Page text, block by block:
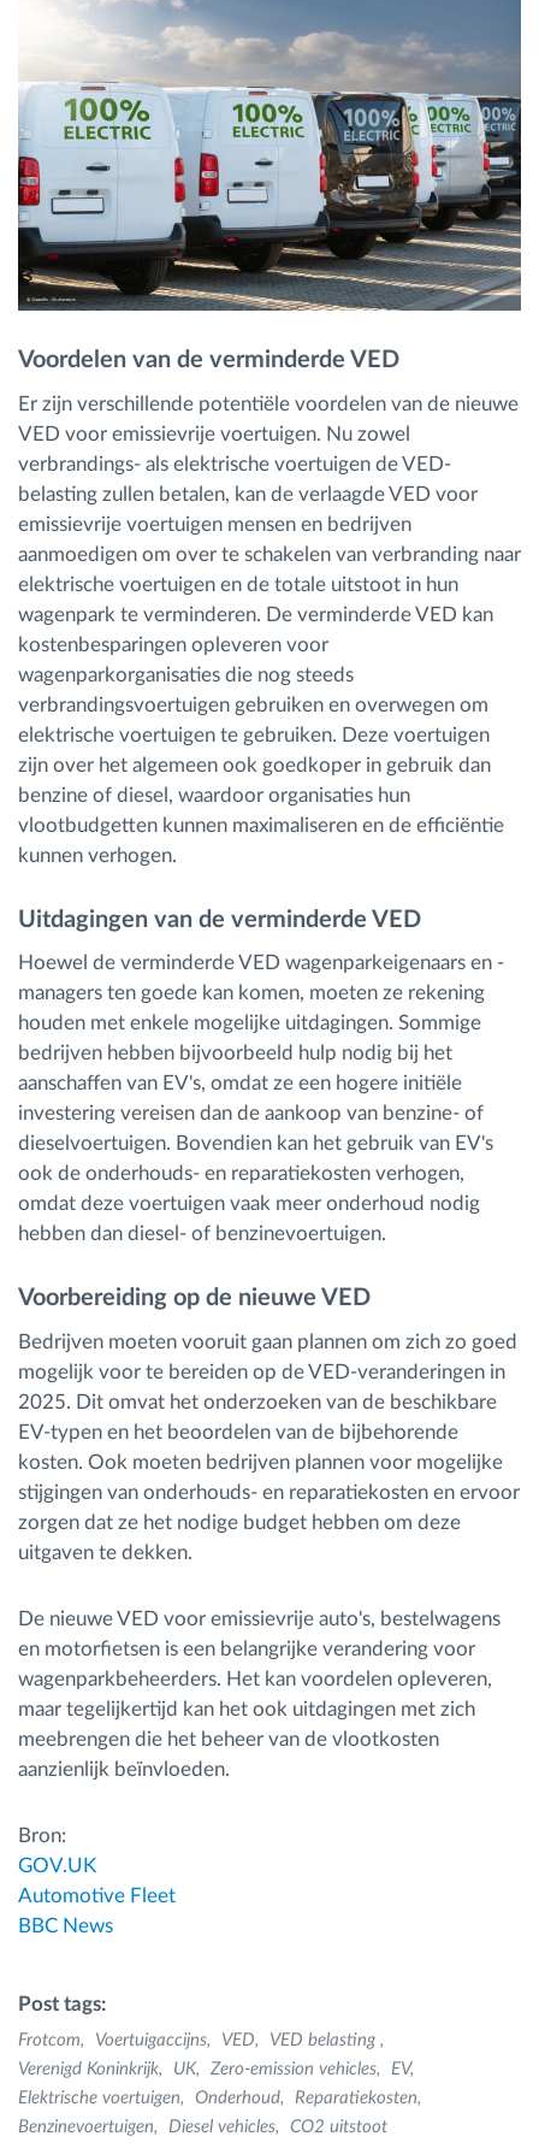
Voordelen van de verminderde VED
Er zijn verschillende potentiële voordelen van de nieuwe
VED voor emissievrije voertuigen. Nu zowel
verbrandings- als elektrische voertuigen de VED-
belasting zullen betalen, kan de verlaagde VED voor
emissievrije voertuigen mensen en bedrijven
aanmoedigen om over te schakelen van verbranding naar
elektrische voertuigen en de totale uitstoot in hun
wagenpark te verminderen. De verminderde VED kan
kostenbesparingen opleveren voor
wagenparkorganisaties die nog steeds
verbrandingsvoertuigen gebruiken en overwegen om
elektrische voertuigen te gebruiken. Deze voertuigen
zijn over het algemeen ook goedkoper in gebruik dan
benzine of diesel, waardoor organisaties hun
vlootbudgetten kunnen maximaliseren en de efficiëntie
kunnen verhogen.
Uitdagingen van de verminderde VED
Hoewel de verminderde VED wagenparkeigenaars en -
managers ten goede kan komen, moeten ze rekening
houden met enkele mogelijke uitdagingen. Sommige
bedrijven hebben bijvoorbeeld hulp nodig bij het
aanschaffen van EV's, omdat ze een hogere initiële
investering vereisen dan de aankoop van benzine- of
dieselvoertuigen. Bovendien kan het gebruik van EV's
ook de onderhouds- en reparatiekosten verhogen,
omdat deze voertuigen vaak meer onderhoud nodig
hebben dan diesel- of benzinevoertuigen.
Voorbereiding op de nieuwe VED
Bedrijven moeten vooruit gaan plannen om zich zo goed
mogelijk voor te bereiden op de VED-veranderingen in
2025. Dit omvat het onderzoeken van de beschikbare
EV-typen en het beoordelen van de bijbehorende
kosten. Ook moeten bedrijven plannen voor mogelijke
stijgingen van onderhouds- en reparatiekosten en ervoor
zorgen dat ze het nodige budget hebben om deze
uitgaven te dekken.
De nieuwe VED voor emissievrije auto's, bestelwagens
en motorfietsen is een belangrijke verandering voor
wagenparkbeheerders. Het kan voordelen opleveren,
maar tegelijkertijd kan het ook uitdagingen met zich
meebrengen die het beheer van de vlootkosten
aanzienlijk beïnvloeden.
Bron:
GOV.UK
Automotive Fleet
BBC News
Post tags:
Frotcom Voertuigaccijns VED
VED belasting
Verenigd Koninkrijk
UK Zero-emission vehicles
EV
Elektrische voertuigen
Onderhoud
Reparatiekosten
Benzinevoertuigen
Diesel vehicles CO2 uitstoot